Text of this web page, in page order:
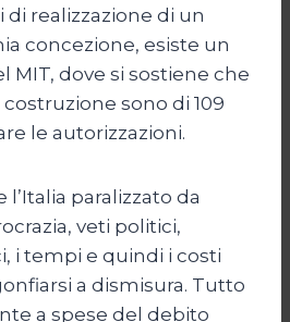
realizzazione di un
concezione, esiste un
MIT, dove si sostiene che
sono di 109
le autorizzazioni.
paralizzato da
veti politici,
i tempi e quindi i costi
a dismisura. Tutto
a spese del debito